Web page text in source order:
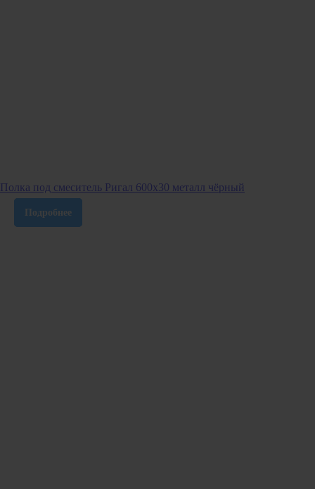
Полка под смеситель Ригал 600х30 металл чёрный
Подробнее